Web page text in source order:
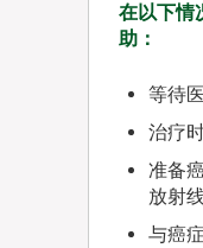
在以下情
助：
等待
治疗
准备
放射
与癌